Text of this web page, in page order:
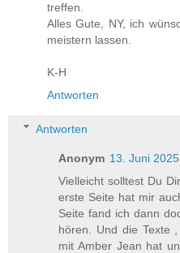
treffen.
Alles Gute, NY, ich
meistern lassen.
K-H
Antworten
Antworten
Anonym 13. Juni
Vielleicht solltest Du
erste Seite hat mir
Seite fand ich dann
hören. Und die Texte
mit Amber Jean hat